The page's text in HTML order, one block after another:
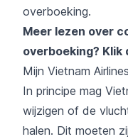
overboeking.
Meer lezen over
overboeking? Klik
Mijn Vietnam
In principe mag
wijzigen of de
halen. Dit moeten